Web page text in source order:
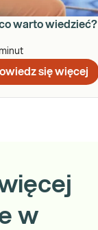
warto wiedzieć?
się więcej
w